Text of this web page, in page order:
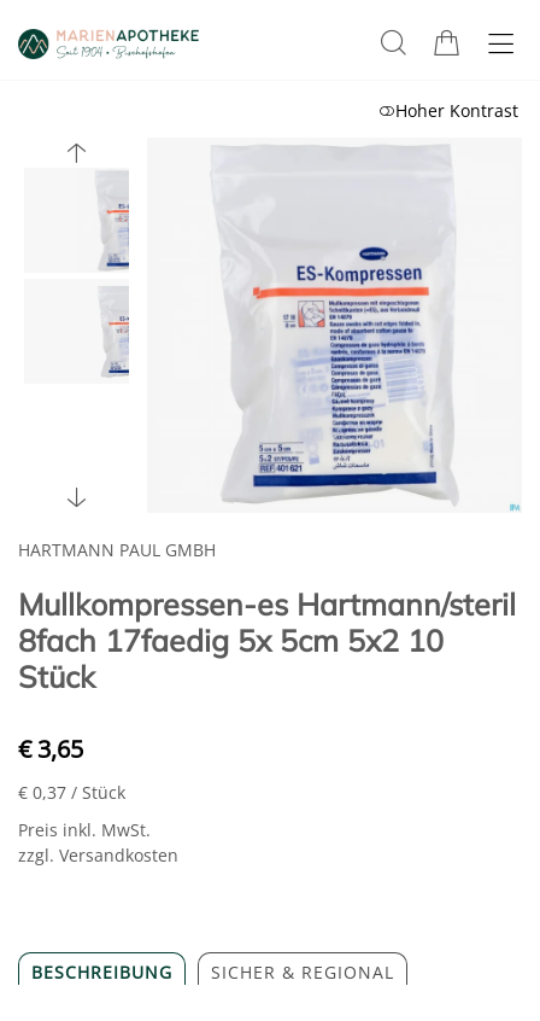
Hoher Kontrast
HARTMANN PAUL GMBH
Mullkompressen-es Hartmann/steril
8fach 17faedig 5x 5cm 5x2 10
Stück
€ 3,65
€ 0,37 / Stück
Preis inkl. MwSt.
zzgl. Versandkosten
BESCHREIBUNG SICHER & REGIONAL